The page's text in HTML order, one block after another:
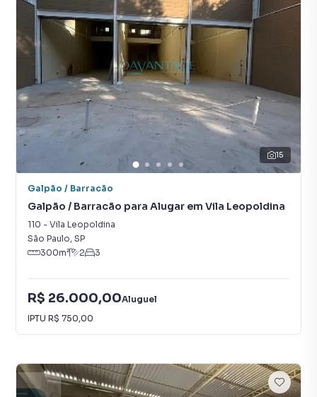
15
Galpão / Barracão
Galpão / Barracão para Alugar em Vila Leopoldina
110 - Vila Leopoldina
São Paulo, SP
300m² 2 3
R$ 26.000,00Aluguel
IPTU R$ 750,00